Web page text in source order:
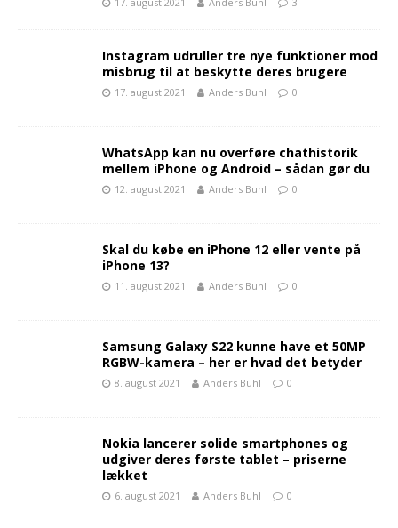
Instagram udruller tre nye funktioner mod
misbrug til at beskytte deres brugere
17. august 2021 Anders Buhl 0
WhatsApp kan nu overføre chathistorik
mellem iPhone og Android – sådan gør du
12. august 2021 Anders Buhl 0
Skal du købe en iPhone 12 eller vente på
iPhone 13?
11. august 2021 Anders Buhl 0
Samsung Galaxy S22 kunne have et 50MP
RGBW-kamera – her er hvad det betyder
8. august 2021 Anders Buhl 0
Nokia lancerer solide smartphones og
udgiver deres første tablet – priserne
lækket
6. august 2021 Anders Buhl 0